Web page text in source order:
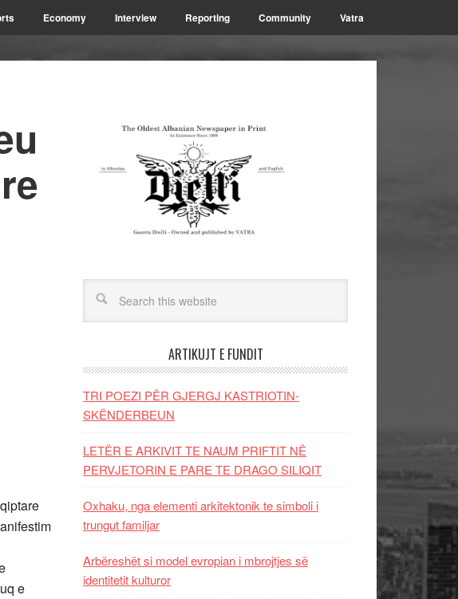
Economy Interview Reporting Community Vatra
e
ARTIKUJT E FUNDIT
TRI POEZI PËR GJERGJ KASTRIOTIN-
SKËNDERBEUN
LETËR E ARKIVIT TE NAUM PRIFTIT NË
PERVJETORIN E PARE TE DRAGO SILIQIT
Oxhaku, nga elementi arkitektonik te simboli i
trungut familjar
Arbëreshët si model evropian i mbrojtjes së
identitetit kulturor